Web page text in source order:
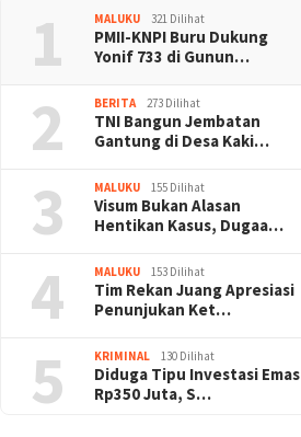
1 MALUKU 321 Dilihat
PMII-KNPI Buru Dukung
Yonif 733 di Gunun…
2 BERITA 273 Dilihat
TNI Bangun Jembatan
Gantung di Desa Kaki…
3 MALUKU 155 Dilihat
Visum Bukan Alasan
Hentikan Kasus, Dugaa…
4 MALUKU 153 Dilihat
Tim Rekan Juang Apresiasi
Penunjukan Ket…
5 KRIMINAL 130 Dilihat
Diduga Tipu Investasi Emas
Rp350 Juta, S…